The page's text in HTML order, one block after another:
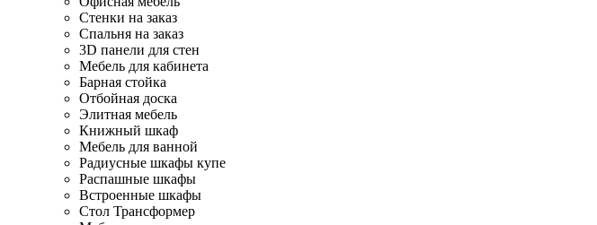
Стенки на заказ
Спальня на заказ
3D панели для стен
Мебель для кабинета
Барная стойка
Отбойная доска
Элитная мебель
Книжный шкаф
Мебель для ванной
Радиусные шкафы купе
Распашные шкафы
Встроенные шкафы
Стол Трансформер